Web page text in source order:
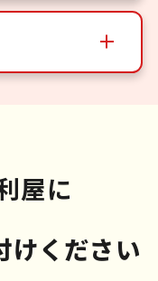
屋に
けください